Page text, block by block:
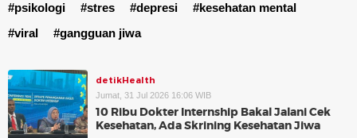
#psikologi #stres #depresi
#kesehatan mental
#viral
#gangguan jiwa
detikHealth
Jumat, 31 Jul 2026 16:06 WIB
10 Ribu Dokter Internship Bakal Jalani Cek
Kesehatan, Ada Skrining Kesehatan Jiwa